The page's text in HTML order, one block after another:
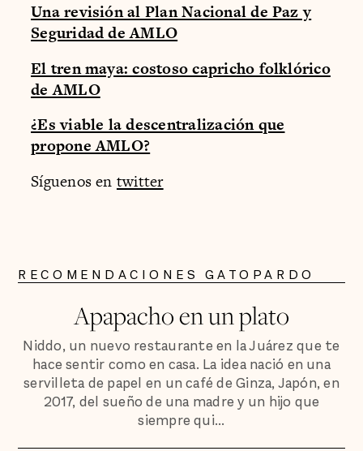
Una revisión al Plan Nacional de Paz y
Seguridad de AMLO
El tren maya: costoso capricho folklórico
de AMLO
¿Es viable la descentralización que
propone AMLO?
Síguenos en twitter
RECOMENDACIONES GATOPARDO
Apapacho en un plato
Niddo, un nuevo restaurante en la Juárez que te
hace sentir como en casa. La idea nació en una
servilleta de papel en un café de Ginza, Japón, en
2017, del sueño de una madre y un hijo que
siempre qui...